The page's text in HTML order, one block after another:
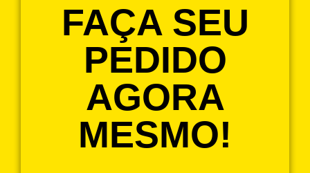
FAÇA SEU
PEDIDO
AGORA
MESMO!